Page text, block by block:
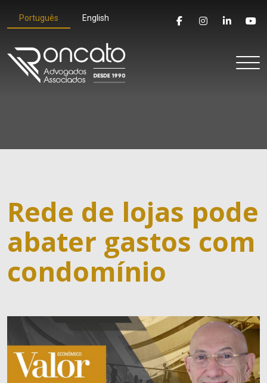
Português English
Rede de lojas pode
abater gastos com
condomínio